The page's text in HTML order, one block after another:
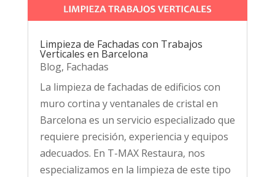
Limpieza de Fachadas con Trabajos
Verticales en Barcelona
Blog, Fachadas
La limpieza de fachadas de edificios con
muro cortina y ventanales de cristal en
Barcelona es un servicio especializado que
requiere precisión, experiencia y equipos
adecuados. En T-MAX Restaura, nos
especializamos en la limpieza de este tipo